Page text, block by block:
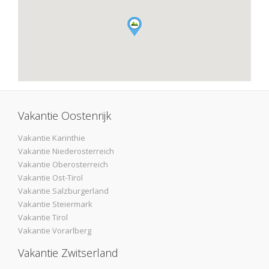
Vakantie Oostenrijk
Vakantie Karinthie
Vakantie Niederosterreich
Vakantie Oberosterreich
Vakantie Ost-Tirol
Vakantie Salzburgerland
Vakantie Steiermark
Vakantie Tirol
Vakantie Vorarlberg
Vakantie Zwitserland